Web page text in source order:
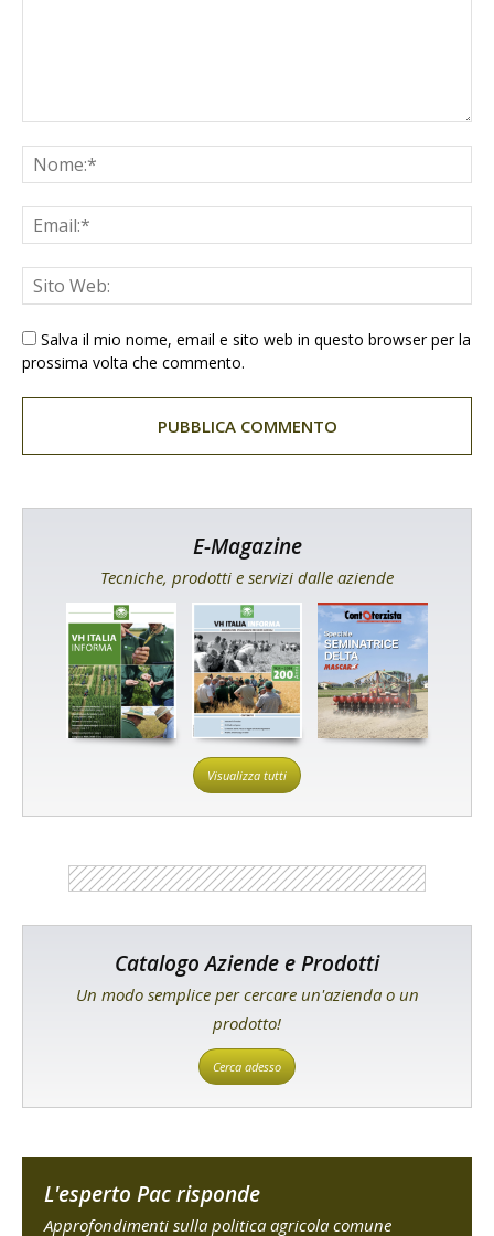
Salva il mio nome, email e sito web in questo browser per la
prossima volta che commento.
E-Magazine
Tecniche, prodotti e servizi dalle aziende
Visualizza tutti
Catalogo Aziende e Prodotti
Un modo semplice per cercare un'azienda o un
prodotto!
Cerca adesso
L'esperto Pac risponde
Approfondimenti sulla politica agricola comune